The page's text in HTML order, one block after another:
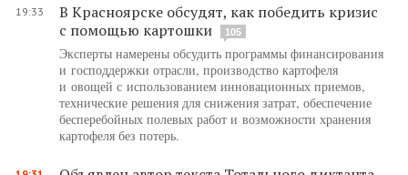
19:33
В Красноярске обсудят, как победить кризис
с помощью картошки
105
Эксперты намерены обсудить программы финансирования
и господдержки отрасли, производство картофеля
и овощей с использованием инновационных приемов,
технические решения для снижения затрат, обеспечение
бесперебойных полевых работ и возможности хранения
картофеля без потерь.